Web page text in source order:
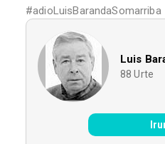
#adioLuisBarandaSomarriba
Luis
88 Urte